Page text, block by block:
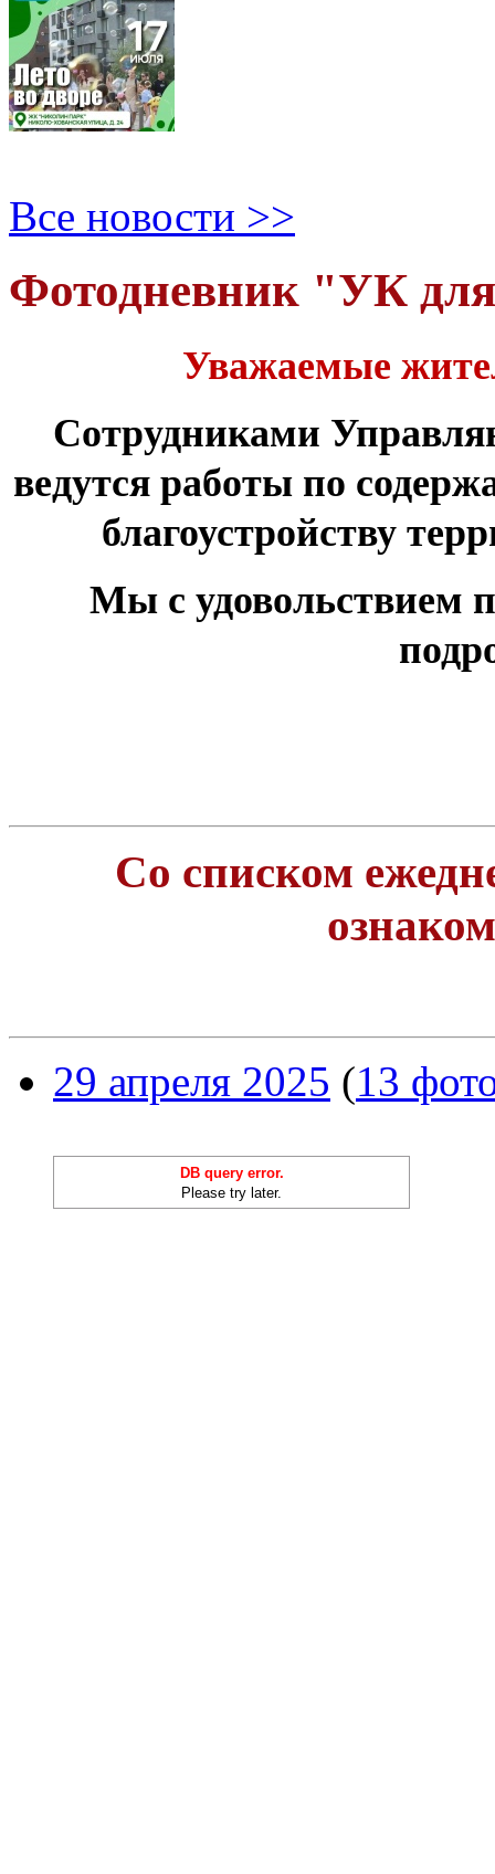
Все новости >>
Фотодневник "УК
Уважаемые
Сотрудниками
ведутся работы по
благоустройству
Мы с удовольствием
Со списком
29 апреля 2025 (13
DB query error.
Please try later.